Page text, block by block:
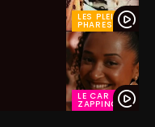
LES PLEINS
PHARES
LE CAR
ZAPPING